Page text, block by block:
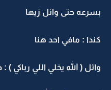
بسرعه حتى وائل زيها
كندا : مافي احد هنا
وائل ( الله يخلي اللي